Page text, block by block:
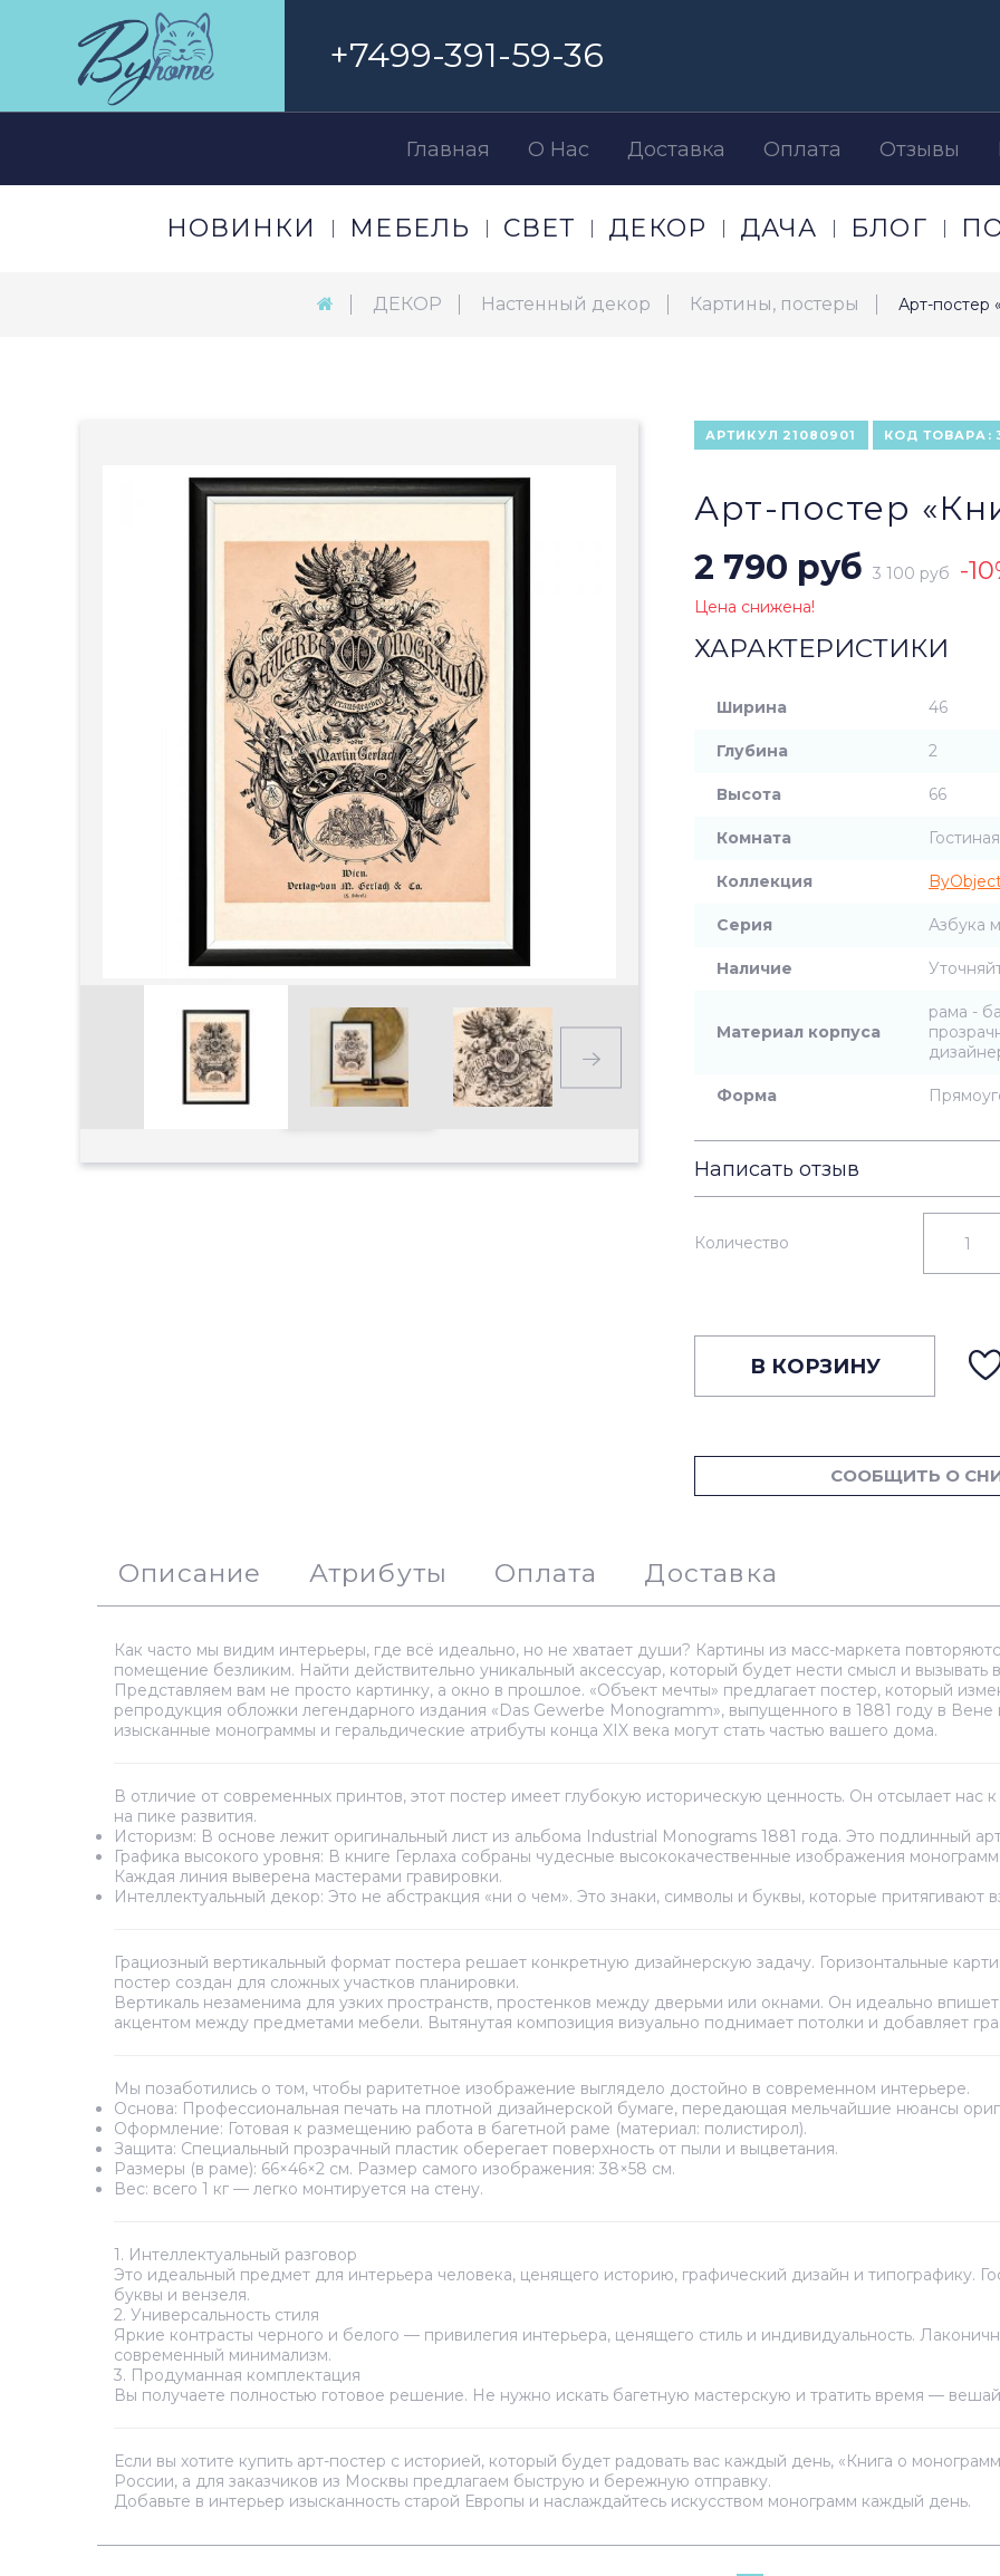
+7499-391-59-36
Главная О Нас Доставка Оплата Отзывы
НОВИНКИ МЕБЕЛЬ СВЕТ ДЕКОР ДАЧА БЛОГ
ДЕКОР Настенный декор Картины, постеры Арт-постер
Увеличить
АРТИКУЛ 21080901 КОД ТОВАРА:
Арт-постер
2 790 руб 3 100 руб -
Цена снижена!
ХАРАКТЕРИСТИКИ
Ширина 46
Глубина 2
Высота 66
Комната Гостиная
Коллекция
Серия Азбука
Наличие
Материал корпуса
рама -
Форма
Написать отзыв
Количество
В КОРЗИНУ
СООБЩИТЬ О
Описание Атрибуты Оплата Доставка
Как часто мы видим интерьеры, где всё идеально, но не хватает души? Картины из масс-маркета
помещение безликим. Найти действительно уникальный аксессуар, который будет нести смысл и вызывать
Представляем вам не просто картинку, а окно в прошлое. «Объект мечты» предлагает постер, который
репродукция обложки легендарного издания «Das Gewerbe Monogramm», выпущенного в 1881 году в
изысканные монограммы и геральдические атрибуты конца XIX века могут стать частью вашего дома.
В отличие от современных принтов, этот постер имеет глубокую историческую ценность. Он отсылает нас
на пике развития.
Историзм: В основе лежит оригинальный лист из альбома Industrial Monograms 1881 года. Это подлинный
Графика высокого уровня: В книге Герлаха собраны чудесные высококачественные изображения
Каждая линия выверена мастерами гравировки.
Интеллектуальный декор: Это не абстракция «ни о чем». Это знаки, символы и буквы, которые притягивают
Грациозный вертикальный формат постера решает конкретную дизайнерскую задачу. Горизонтальные
постер создан для сложных участков планировки.
Вертикаль незаменима для узких пространств, простенков между дверьми или окнами. Он идеально
акцентом между предметами мебели. Вытянутая композиция визуально поднимает потолки и добавляет
Мы позаботились о том, чтобы раритетное изображение выглядело достойно в современном интерьере.
Основа: Профессиональная печать на плотной дизайнерской бумаге, передающая мельчайшие нюансы
Оформление: Готовая к размещению работа в багетной раме (материал: полистирол).
Защита: Специальный прозрачный пластик оберегает поверхность от пыли и выцветания.
Размеры (в раме): 66×46×2 см. Размер самого изображения: 38×58 см.
Вес: всего 1 кг — легко монтируется на стену.
1. Интеллектуальный разговор
Это идеальный предмет для интерьера человека, ценящего историю, графический дизайн и типографику.
буквы и вензеля.
2. Универсальность стиля
Яркие контрасты черного и белого — привилегия интерьера, ценящего стиль и индивидуальность.
современный минимализм.
3. Продуманная комплектация
Вы получаете полностью готовое решение. Не нужно искать багетную мастерскую и тратить время —
Если вы хотите купить арт-постер с историей, который будет радовать вас каждый день, «Книга о
России, а для заказчиков из Москвы предлагаем быструю и бережную отправку.
Добавьте в интерьер изысканность старой Европы и наслаждайтесь искусством монограмм каждый день.